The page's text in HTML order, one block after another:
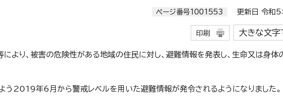
ページ番号1001553 更新日 令和5
印刷 大きな文字
より、被害の危険性がある地域の住民に対し、避難情報を発表し、生命又は身体
う2019年6月から警戒レベルを用いた避難情報が発令されるようになりました。